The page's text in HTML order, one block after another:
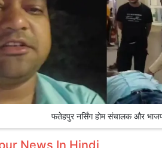
फतेहपुर नर्सिंग होम संचालक और
News In Hindi